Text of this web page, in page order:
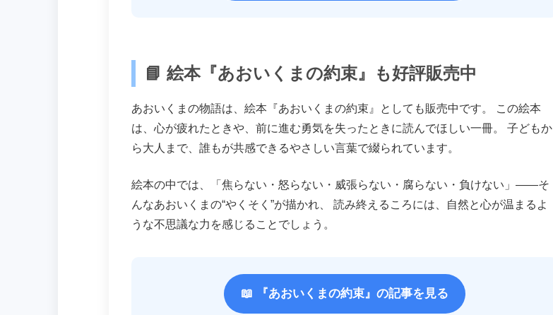
📘 絵本『あおいくまの約束』も好評販売中
あおいくまの物語は、絵本『あおいくまの約束』としても販売中です。 この絵本
は、心が疲れたときや、前に進む勇気を失ったときに読んでほしい一冊。 子どもか
ら大人まで、誰もが共感できるやさしい言葉で綴られています。
絵本の中では、「焦らない・怒らない・威張らない・腐らない・負けない」——そ
んなあおいくまの“やくそく”が描かれ、 読み終えるころには、自然と心が温まるよ
うな不思議な力を感じることでしょう。
📖 『あおいくまの約束』の記事を見る